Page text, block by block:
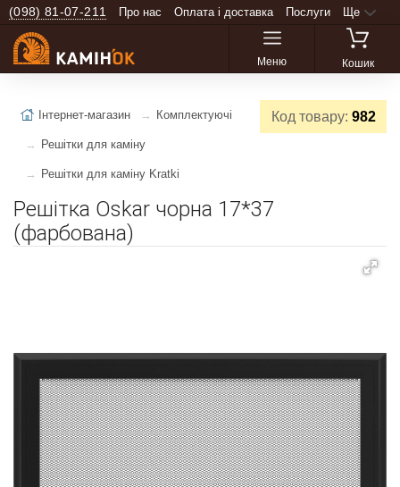
(098) 81-07-211 Про нас Оплата і доставка Послуги Ще
Меню Кошик
Код товару: 982
Інтернет-магазин Комплектуючі
Решітки для каміну
Решітки для каміну Kratki
Решітка Oskar чорна 17*37
(фарбована)